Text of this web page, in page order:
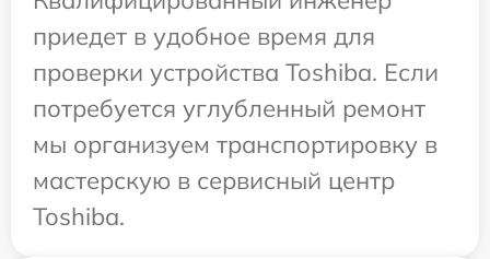
приедет в удобное время для
проверки устройства Toshiba. Если
потребуется углубленный ремонт
мы организуем транспортировку в
мастерскую в сервисный центр
Toshiba.